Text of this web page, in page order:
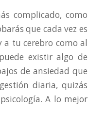
complicado, como
que cada vez es
a tu cerebro como al
existir algo de
de ansiedad que
diaria, quizás
A lo mejor